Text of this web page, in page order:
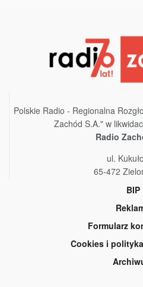
Polskie Radio - Regionalna
Zachód S.A." w
Radio
ul.
65-472
BIP
Formularz
Cookies i